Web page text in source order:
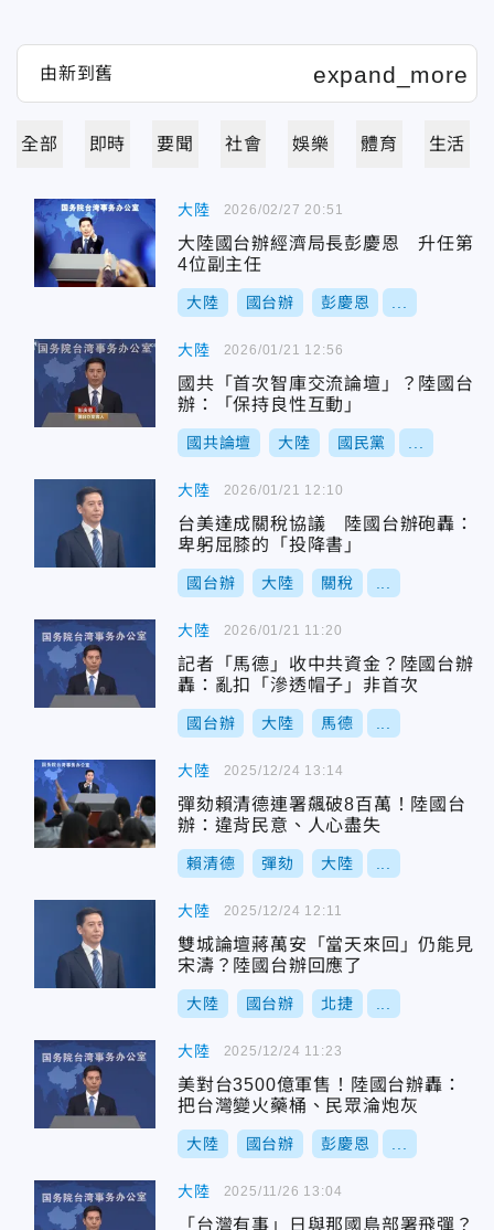
全部 即時 要聞 社會 娛樂 體育 生活
大陸
大陸國台辦經濟局長彭慶恩 升任第
4位副主任
大陸 國台辦 彭慶恩
2026/02/27 20:51
大陸
國共「首次智庫交流論壇」？陸國台
辦：「保持良性互動」
國共論壇 大陸 國民黨
2026/01/21 12:56
大陸
台美達成關稅協議 陸國台辦砲轟：
卑躬屈膝的「投降書」
國台辦 大陸 關稅
2026/01/21 12:10
大陸
記者「馬德」收中共資金？陸國台辦
轟：亂扣「滲透帽子」非首次
國台辦 大陸 馬德
2026/01/21 11:20
大陸
彈劾賴清德連署飆破8百萬！陸國台
辦：違背民意、人心盡失
賴清德 彈劾 大陸
2025/12/24 13:14
大陸
雙城論壇蔣萬安「當天來回」仍能見
宋濤？陸國台辦回應了
大陸 國台辦 北捷
2025/12/24 12:11
大陸
美對台3500億軍售！陸國台辦轟：
把台灣變火藥桶、民眾淪炮灰
大陸 國台辦 彭慶恩
2025/12/24 11:23
大陸
「台灣有事」日與那國島部署飛彈？
2025/11/26 13:04